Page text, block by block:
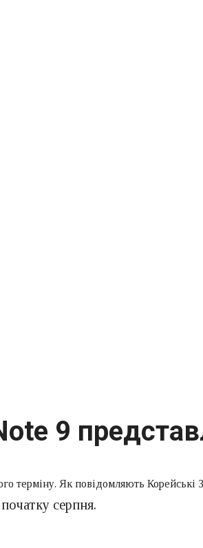
9
терміну. Як повідомляють Корейські
серпня.